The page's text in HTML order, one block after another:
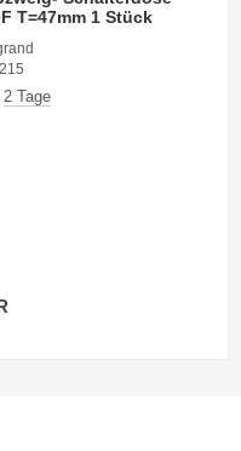
T=47mm 1 Stück
2 Tage